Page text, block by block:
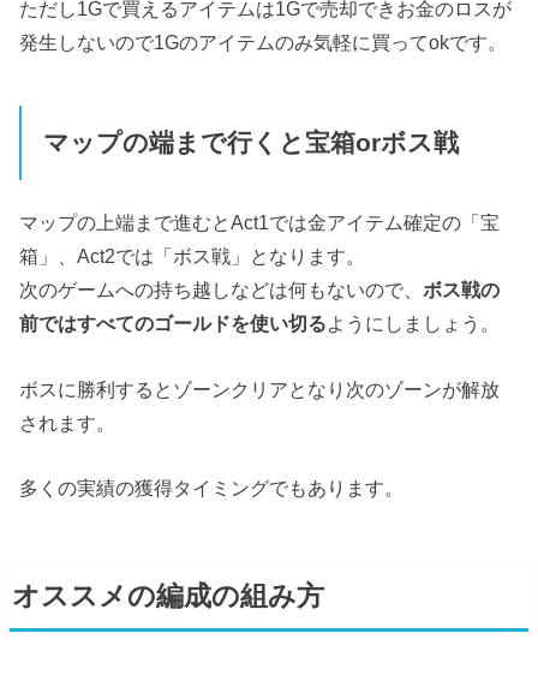
ただし1Gで買えるアイテムは1Gで売却できお金のロスが
発生しないので1Gのアイテムのみ気軽に買ってokです。
マップの端まで行くと宝箱orボス戦
マップの上端まで進むとAct1では金アイテム確定の「宝
箱」、Act2では「ボス戦」となります。
次のゲームへの持ち越しなどは何もないので、ボス戦の
前ではすべてのゴールドを使い切るようにしましょう。
ボスに勝利するとゾーンクリアとなり次のゾーンが解放
されます。
多くの実績の獲得タイミングでもあります。
オススメの編成の組み方